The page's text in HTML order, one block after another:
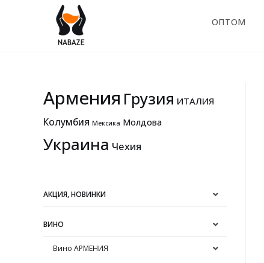
ОПТОМ
Армения Грузия ИТАЛИЯ
Колумбия Мексика Молдова
Украина Чехия
АКЦИЯ, НОВИНКИ
ВИНО
Вино АРМЕНИЯ